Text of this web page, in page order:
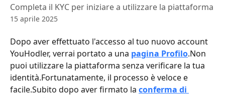
Completa il KYC per iniziare a utilizzare la piattaforma
15 aprile 2025
Dopo aver effettuato l'accesso al tuo nuovo account
YouHodler, verrai portato a una pagina Profilo.Non
puoi utilizzare la piattaforma senza verificare la tua
identità.Fortunatamente, il processo è veloce e
facile.Subito dopo aver firmato la conferma di